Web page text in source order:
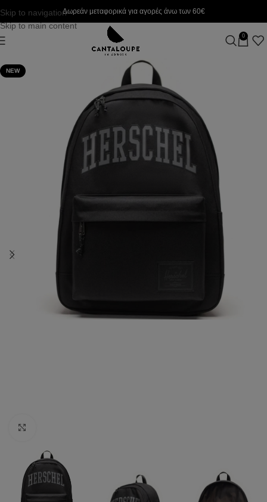
Skip to navigation
Skip to main content
Δωρεάν μεταφορικά για αγορές άνω των 60€
0
NEW